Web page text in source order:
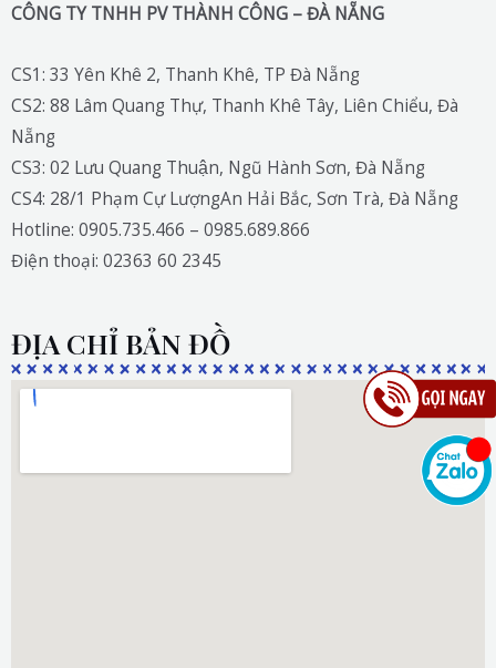
CÔNG TY TNHH PV THÀNH CÔNG – ĐÀ NẴNG
CS1: 33 Yên Khê 2, Thanh Khê, TP Đà Nẵng
CS2: 88 Lâm Quang Thự, Thanh Khê Tây, Liên Chiểu, Đà
Nẵng
CS3: 02 Lưu Quang Thuận, Ngũ Hành Sơn, Đà Nẵng
CS4: 28/1 Phạm Cự LượngAn Hải Bắc, Sơn Trà, Đà Nẵng
Hotline: 0905.735.466 – 0985.689.866
Điện thoại: 02363 60 2345
ĐỊA CHỈ BẢN ĐỒ